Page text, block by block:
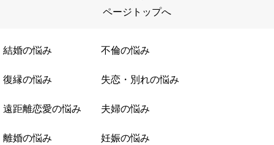
ページトップへ
結婚の悩み 不倫の悩み
復縁の悩み 失恋・別れの悩み
遠距離恋愛の悩み 夫婦の悩み
離婚の悩み 妊娠の悩み